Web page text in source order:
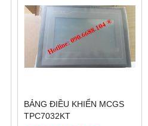
BẢNG ĐIỀU KHIỂN MCGS
TPC7032KT